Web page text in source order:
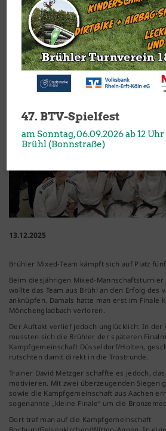
Abteilung Judo
Mixed Mannschaftsturnier in
13.12.2025
Brühler Mixed-Team kämpft sich auf Platz fünf
Beim diesjährigen Mixed-Mannschaftsturnier
wollte das Team aus Brühl an den Erfolg des
anknüpfen. Damals hatte man erst im Finale
Mönchengladbach verloren.
Der Auftakt verlief jedoch unglücklich: In der
mussten sich die Brühler der späteren
Kampfgemeinschaft Düsseldorf/Holten,
rutschten damit direkt in die Trostrunde.
Trainer David Metzger schaffte es jedoch,
motivieren. Mit zwei überzeugenden Siegen
sowie die Kampfgemeinschaft aus Aachen
sogenannte „kleine Finale“ um die
Dort traf man auf die Kampfgemeinschaft
47. BTV-Spielfest
am Sonntag, 06.09.2026 ab 12
Brühl (Bonnstraße)